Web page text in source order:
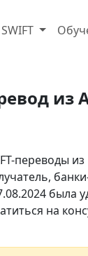
SWIFT
из
переводы
была
на